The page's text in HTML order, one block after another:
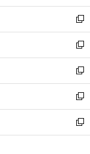
開
く
ウ
で
開
く
ン
ド
ウ
で
開
く
ウ
ィ
ン
ド
ウ
で
開
く
新
し
い
ウ
ィ
ン
ド
ウ
で
開
新
し
い
ウ
ィ
ン
ド
ウ
新
し
い
ウ
ィ
ン
新
し
い
ウ
新
し